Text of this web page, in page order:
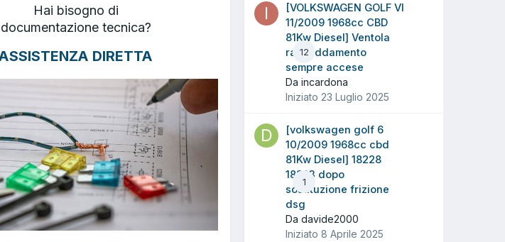
Hai bisogno di
documentazione tecnica?
DIRETTA 12
[VOLKSWAGEN GOLF VI
11/2009 1968cc CBD
81Kw Diesel] Ventola
raffreddamento
sempre accese
Da incardona
Iniziato 23 Luglio 2025
1
[volkswagen golf 6
10/2009 1968cc cbd
81Kw Diesel] 18228
18223 dopo
sostituzione frizione
dsg
Da davide2000
Iniziato 8 Aprile 2025